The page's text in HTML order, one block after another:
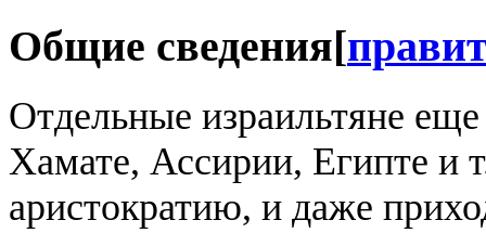
Общие сведения[
Отдельные израильтяне
Хамате, Ассирии, Египте и
аристократию, и даже